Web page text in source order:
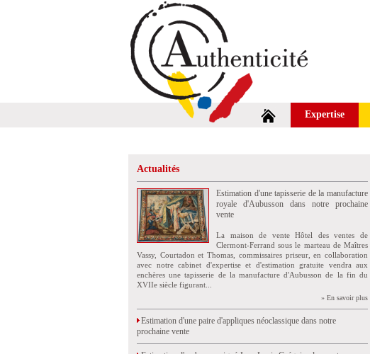
Expertise
Actualités
Estimation d'une tapisserie de la manufacture
royale d'Aubusson dans notre prochaine
vente
La maison de vente Hôtel des ventes de
Clermont-Ferrand sous le marteau de Maîtres
Vassy, Courtadon et Thomas, commissaires priseur, en collaboration
avec notre cabinet d'expertise et d'estimation gratuite vendra aux
enchères une tapisserie de la manufacture d'Aubusson de la fin du
XVIIe siècle figurant...
» En savoir plus
Estimation d'une paire d'appliques néoclassique dans notre
prochaine vente